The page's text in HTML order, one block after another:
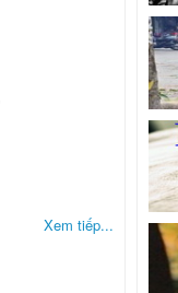
Xem tiếp...